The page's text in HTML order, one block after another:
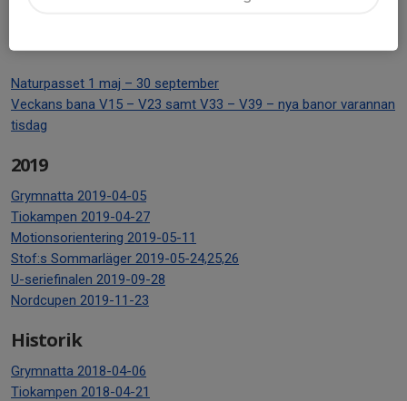
Naturpasset 1 maj – 30 september
Veckans bana V15 – V23 samt V33 – V39 – nya banor varannan
tisdag
2019
Grymnatta 2019-04-05
Tiokampen 2019-04-27
Motionsorientering 2019-05-11
Stof:s Sommarläger 2019-05-24,25,26
U-seriefinalen 2019-09-28
Nordcupen 2019-11-23
Historik
Grymnatta 2018-04-06
Tiokampen 2018-04-21